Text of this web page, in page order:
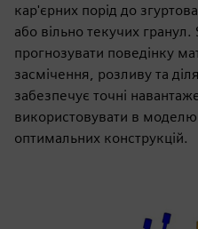
кар'єрних порід до
або вільно текучих
прогнозувати поведінку
засмічення, розливу та
забезпечує точні
використовувати в
оптимальних конструкцій.